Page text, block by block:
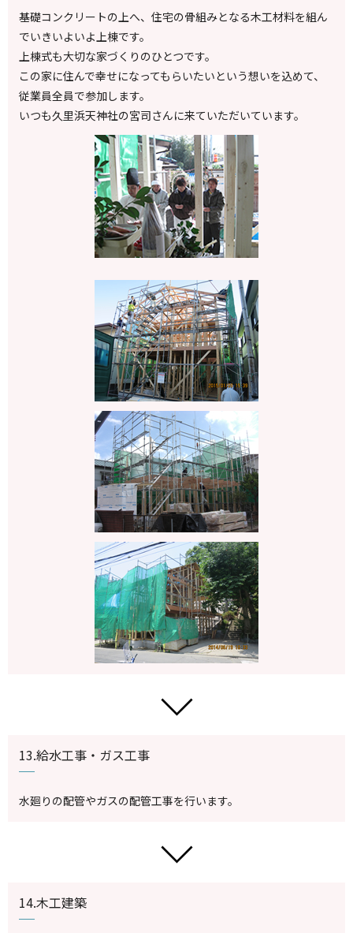
基礎コンクリートの上へ、住宅の骨組みとなる木工材料を組ん
でいきいよいよ上棟です。
上棟式も大切な家づくりのひとつです。
この家に住んで幸せになってもらいたいという想いを込めて、
従業員全員で参加します。
いつも久里浜天神社の宮司さんに来ていただいています。
13.給水工事・ガス工事
水廻りの配管やガスの配管工事を行います。
14.木工建築